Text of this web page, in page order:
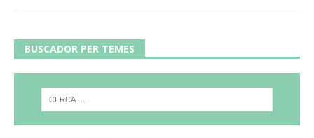
BUSCADOR PER TEMES